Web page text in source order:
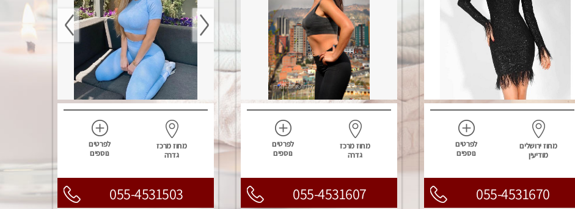
מחוז ירושלים
מודיעין
לפרטים
נוספים
055-4531670
מחוז מרכז
גדרה
לפרטים
נוספים
055-4531607
מחוז מרכז
גדרה
לפרטים
נוספים
055-4531503